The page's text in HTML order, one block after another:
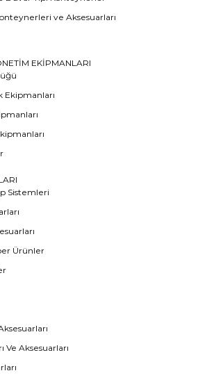
ve Aksesuarları
EKİPMANLARI
Ekipmanları
Sistemleri
Ürünler
Ve Aksesuarları